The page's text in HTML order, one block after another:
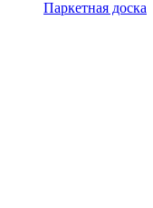
Паркетная доска